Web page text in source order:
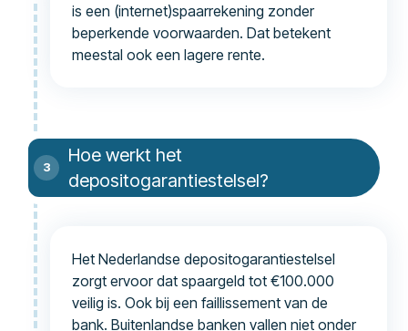
is een (internet)spaarrekening zonder
beperkende voorwaarden. Dat betekent
meestal ook een lagere rente.
Hoe werkt het
depositogarantiestelsel?
Het Nederlandse depositogarantiestelsel
zorgt ervoor dat spaargeld tot €100.000
veilig is. Ook bij een faillissement van de
bank. Buitenlandse banken vallen niet onder